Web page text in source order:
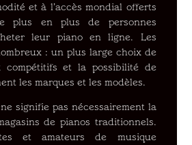
et à l’accès mondial offerts
plus en plus de personnes
leur piano en ligne. Les
: un plus large choix de
compétitifs et la possibilité de
les marques et les modèles.
signifie pas nécessairement la
de pianos traditionnels.
et amateurs de musique